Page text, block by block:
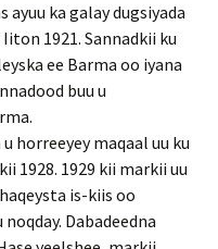
ka galay dugsiyada
1921. Sannadkii ku
ee Barma oo iyana
buu u
horreeyey maqaal uu ku
1928. 1929 kii markii uu
is-kiis oo
Dabadeedna